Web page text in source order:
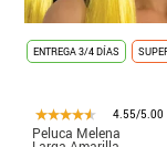
ENTREGA 3/4 DÍAS
4.55/5.00
Peluca Melena